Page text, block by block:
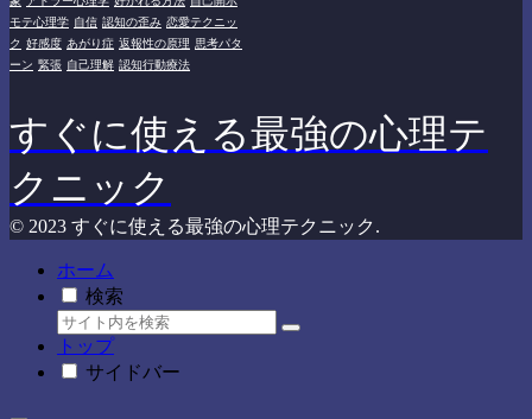
モテ心理学 自信 認知の歪み 恋愛テクニッ
ク 好感度 あがり症 返報性の原理 思考パタ
ーン 緊張 自己理解 認知行動療法
すぐに使える最強の心理テ
クニック
© 2023 すぐに使える最強の心理テクニック.
ホーム
検索
トップ
サイドバー